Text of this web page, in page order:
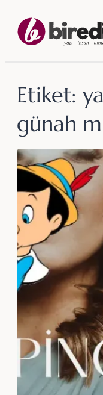
geç
Etiket:
günah